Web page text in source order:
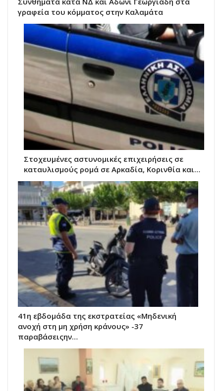
γραφεία του κόμματος στην Καλαμάτα
Στοχευμένες αστυνομικές επιχειρήσεις σε
καταυλισμούς ρομά σε Αρκαδία, Κορινθία και…
41η εβδομάδα της εκστρατείας «Μηδενική
ανοχή στη μη χρήση κράνους» -37
παραβάσειςην…